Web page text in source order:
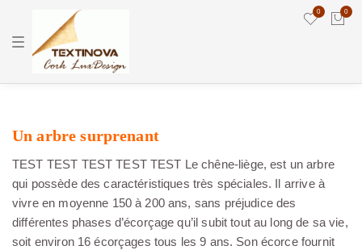
T
v
g
t
i
o
n
0 0
Un arbre surprenant
TEST TEST TEST TEST TEST Le chêne-liège, est un arbre
qui possède des caractéristiques très spéciales. Il arrive à
vivre en moyenne 150 à 200 ans, sans préjudice des
différentes phases d’écorçage qu’il subit tout au long de sa vie,
soit environ 16 écorçages tous les 9 ans. Son écorce fournit